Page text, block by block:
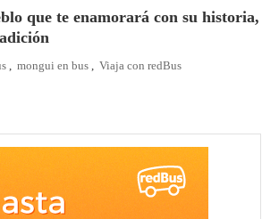
que te enamorará con su historia,
, mongui en bus , Viaja con redBus